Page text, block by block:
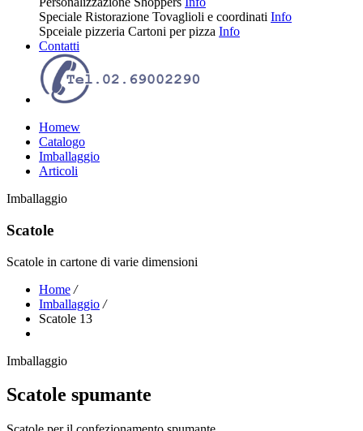
Speciale Ristorazione Tovaglioli e coordinati Info
Spceiale pizzeria Cartoni per pizza Info
Contatti
Homew
Catalogo
Imballaggio
Articoli
Imballaggio
Scatole
Scatole in cartone di varie dimensioni
Home /
Imballaggio /
Scatole 13
Imballaggio
Scatole spumante